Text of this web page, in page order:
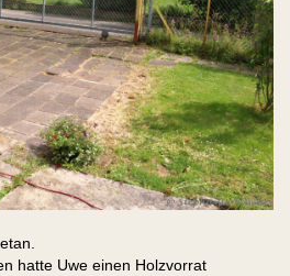
hatte Uwe einen Holzvorrat